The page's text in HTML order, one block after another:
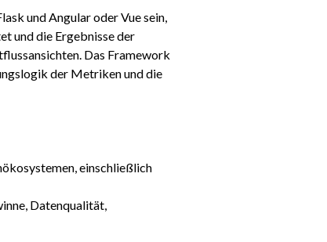
und Angular oder Vue sein,
und die Ergebnisse der
Das Framework
der Metriken und die
einschließlich
Datenqualität,